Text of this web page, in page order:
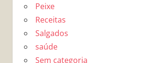
Peixe
Receitas
Salgados
saúde
Sem categoria